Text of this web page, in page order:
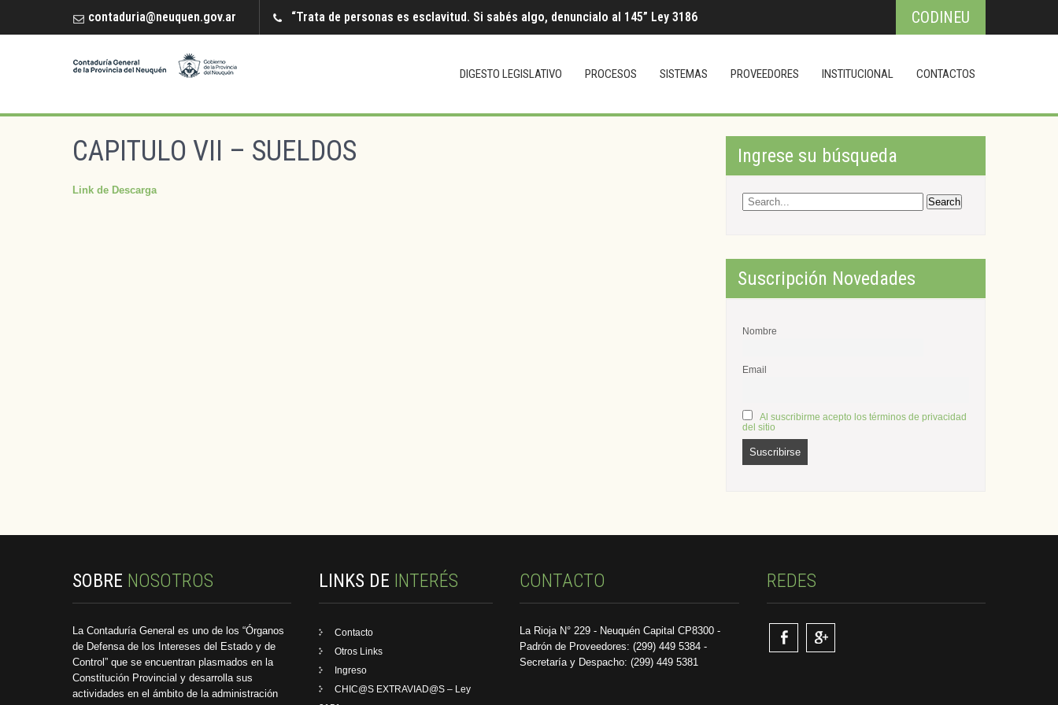
contaduria@neuquen.gov.ar “Trata de personas es esclavitud. Si sabés algo, denuncialo al 145” Ley 3186 CODINEU
DIGESTO LEGISLATIVO PROCESOS SISTEMAS PROVEEDORES INSTITUCIONAL CONTACTOS
CAPITULO VII – SUELDOS
Link de Descarga
Ingrese su búsqueda
Suscripción Novedades
Nombre
Email
Al suscribirme acepto los términos de privacidad
del sitio
SOBRE NOSOTROS
La Contaduría General es uno de los “Órganos
de Defensa de los Intereses del Estado y de
Control” que se encuentran plasmados en la
Constitución Provincial y desarrolla sus
actividades en el ámbito de la administración
LINKS DE INTERÉS
Contacto
Otros Links
Ingreso
CHIC@S EXTRAVIAD@S – Ley
CONTACTO
La Rioja N° 229 - Neuquén Capital CP8300 -
Padrón de Proveedores: (299) 449 5384 -
Secretaría y Despacho: (299) 449 5381
REDES